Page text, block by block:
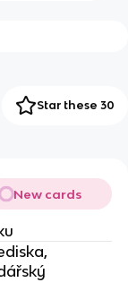
Star these 30
New cards